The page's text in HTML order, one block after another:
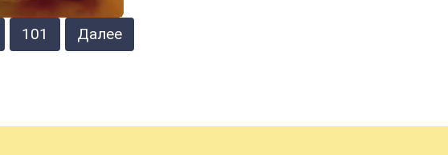
101 Далее